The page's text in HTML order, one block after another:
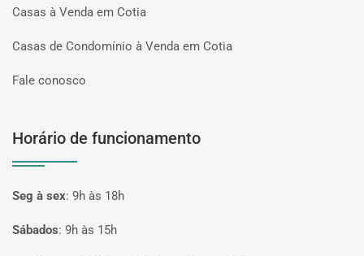
Casas à Venda em Cotia
Casas de Condomínio à Venda em Cotia
Fale conosco
Horário de funcionamento
Seg à sex: 9h às 18h
Sábados: 9h às 15h